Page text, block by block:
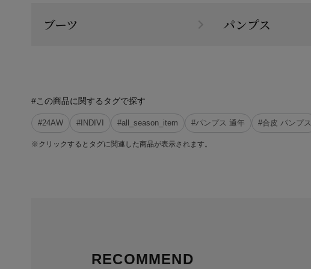
ブーツ パンプス
#この商品に関するタグで探す
#24AW #INDIVI #all_season_item #パンプス 通年 #合皮 パンプス
※クリックするとタグに関連した商品が表示されます。
RECOMMEND